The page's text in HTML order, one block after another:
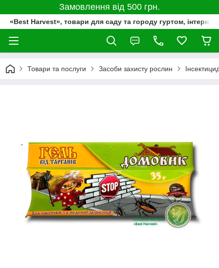
Замовлення від 500 грн.
«Best Harvest», товари для саду та городу гуртом,
Товари та послуги Засоби захисту рослин